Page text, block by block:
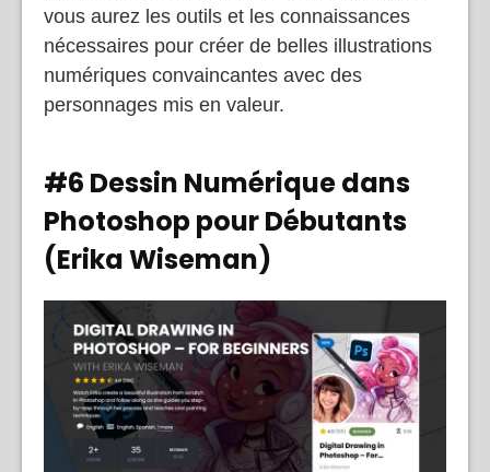
vous aurez les outils et les connaissances
nécessaires pour créer de belles illustrations
numériques convaincantes avec des
personnages mis en valeur.
#6 Dessin Numérique dans
Photoshop pour Débutants
(Erika Wiseman)